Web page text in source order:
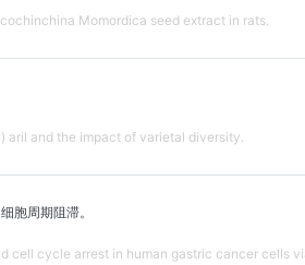
Momordica seed extract in rats.
and the impact of varietal diversity.
胞周期阻滞。
cycle arrest in human gastric cancer cells